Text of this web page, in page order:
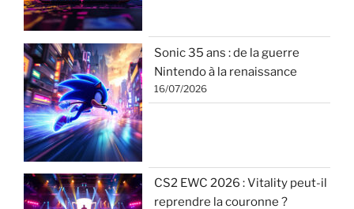
Sonic 35 ans : de la guerre
Nintendo à la renaissance
16/07/2026
CS2 EWC 2026 : Vitality peut-il
reprendre la couronne ?